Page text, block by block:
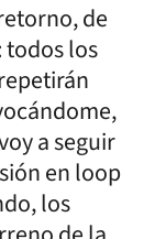
de
todos los
a seguir
en loop
los